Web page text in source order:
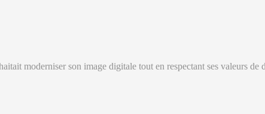
moderniser son image digitale tout en respectant ses valeurs